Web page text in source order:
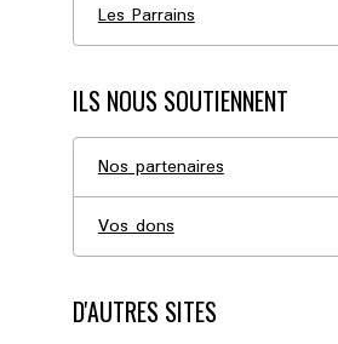
Les Parrains
ILS NOUS SOUTIENNENT
Nos partenaires
Vos dons
D'AUTRES SITES